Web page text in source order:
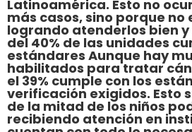
Latinoamérica. Esto no
más casos, sino porque no
logrando atenderlos bien y
del 40% de las unidades
estándares Aunque hay
habilitados para tratar
el 39% cumple con los
verificación exigidos. Esto
de la mitad de los niños
recibiendo atención en